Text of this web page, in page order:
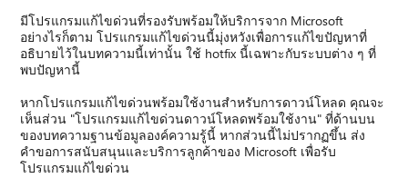
มีโปรแกรมแก้ไขด่วนที่รองรับพร้อมให้บริการจาก Microsoft
อย่างไรก็ตาม โปรแกรมแก้ไขด่วนนี้มุ่งหวังเพื่อการแก้ไขปัญหาที่
อธิบายไว้ในบทความนี้เท่านั้น ใช้ hotfix นี้เฉพาะกับระบบต่าง ๆ ที่
พบปัญหานี้
หากโปรแกรมแก้ไขด่วนพร้อมใช้งานสำหรับการดาวน์โหลด คุณจะ
เห็นส่วน "โปรแกรมแก้ไขด่วนดาวน์โหลดพร้อมใช้งาน" ที่ด้านบน
ของบทความฐานข้อมูลองค์ความรู้นี้ หากส่วนนี้ไม่ปรากฏขึ้น ส่ง
คำขอการสนับสนุนและบริการลูกค้าของ Microsoft เพื่อรับ
โปรแกรมแก้ไขด่วน